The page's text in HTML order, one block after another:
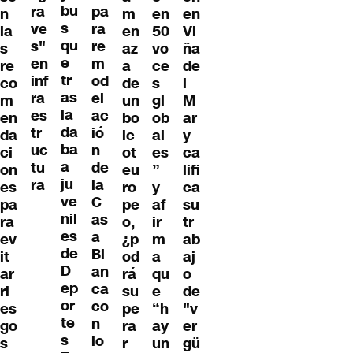
n
la
s
re
co
m
en
da
ci
on
es
pa
ra
ev
it
ar
ri
es
go
s
ra
ve
s"
en
inf
ra
es
tr
uc
tu
ra
bu
s
qu
e
tr
as
la
da
ba
a
ju
ve
nil
es
de
D
ep
or
te
s
pa
ra
re
m
od
el
ac
ió
n
de
la
C
as
a
Bl
an
ca
co
n
lo
m
en
az
a
de
un
bo
ic
ot
eu
ro
pe
o,
¿p
od
rá
su
pe
ra
r
en
50
vo
ce
s
gl
ob
al
es
”
y
af
ir
m
a
qu
e
“h
ay
un
en
Vi
ña
de
l
M
ar
y
ca
lifi
ca
su
tr
ab
aj
o
de
"v
er
gü